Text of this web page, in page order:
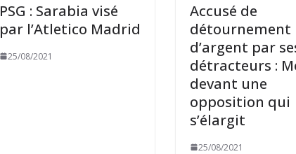
PSG : Sarabia visé
par l’Atletico Madrid
25/08/2021
Accusé de
détournement
d’argent par
détracteurs :
devant une
opposition qui
s’élargit
25/08/2021